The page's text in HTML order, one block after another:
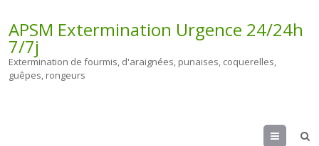
APSM Extermination Urgence 24/24h
7/7j
Extermination de fourmis, d'araignées, punaises, coquerelles,
guêpes, rongeurs
Menu